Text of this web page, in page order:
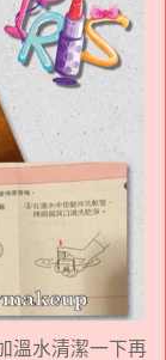
溫水清潔一下再